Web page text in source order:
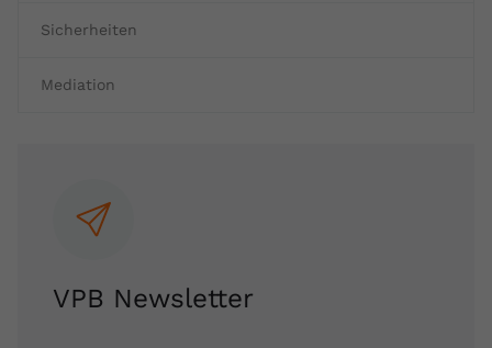
Sicherheiten
Mediation
VPB Newsletter